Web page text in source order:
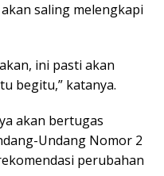
saling melengkapi
ini pasti akan
begitu,” katanya.
akan bertugas
Undang Nomor 2
perubahan